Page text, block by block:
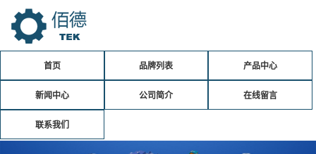
首页 品牌列表 产品中心
新闻中心 公司简介 在线留言
联系我们